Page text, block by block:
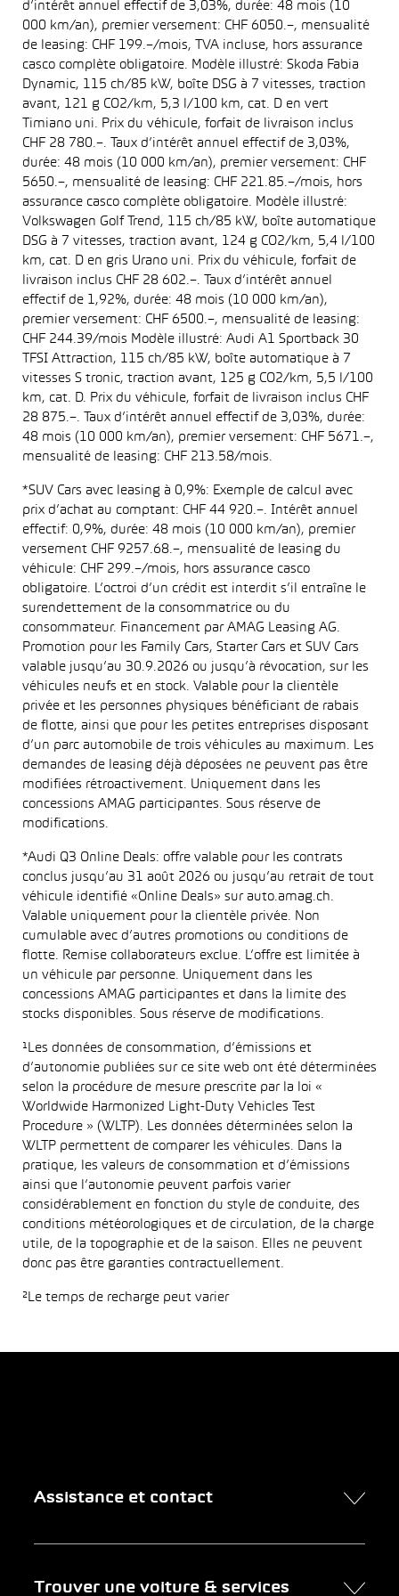
d’intérêt annuel effectif de 3,03%, durée: 48 mois (10
000 km/an), premier versement: CHF 6050.–, mensualité
de leasing: CHF 199.–/mois, TVA incluse, hors assurance
casco complète obligatoire. Modèle illustré: Skoda Fabia
Dynamic, 115 ch/85 kW, boîte DSG à 7 vitesses, traction
avant, 121 g CO2/km, 5,3 l/100 km, cat. D en vert
Timiano uni. Prix du véhicule, forfait de livraison inclus
CHF 28 780.–. Taux d’intérêt annuel effectif de 3,03%,
durée: 48 mois (10 000 km/an), premier versement: CHF
5650.–, mensualité de leasing: CHF 221.85.–/mois, hors
assurance casco complète obligatoire. Modèle illustré:
Volkswagen Golf Trend, 115 ch/85 kW, boîte automatique
DSG à 7 vitesses, traction avant, 124 g CO2/km, 5,4 l/100
km, cat. D en gris Urano uni. Prix du véhicule, forfait de
livraison inclus CHF 28 602.–. Taux d’intérêt annuel
effectif de 1,92%, durée: 48 mois (10 000 km/an),
premier versement: CHF 6500.–, mensualité de leasing:
CHF 244.39/mois Modèle illustré: Audi A1 Sportback 30
TFSI Attraction, 115 ch/85 kW, boîte automatique à 7
vitesses S tronic, traction avant, 125 g CO2/km, 5,5 l/100
km, cat. D. Prix du véhicule, forfait de livraison inclus CHF
28 875.–. Taux d’intérêt annuel effectif de 3,03%, durée:
48 mois (10 000 km/an), premier versement: CHF 5671.–,
mensualité de leasing: CHF 213.58/mois.
*SUV Cars avec leasing à 0,9%: Exemple de calcul avec
prix d’achat au comptant: CHF 44 920.–. Intérêt annuel
effectif: 0,9%, durée: 48 mois (10 000 km/an), premier
versement CHF 9257.68.–, mensualité de leasing du
véhicule: CHF 299.–/mois, hors assurance casco
obligatoire. L’octroi d’un crédit est interdit s’il entraîne le
surendettement de la consommatrice ou du
consommateur. Financement par AMAG Leasing AG.
Promotion pour les Family Cars, Starter Cars et SUV Cars
valable jusqu’au 30.9.2026 ou jusqu’à révocation, sur les
véhicules neufs et en stock. Valable pour la clientèle
privée et les personnes physiques bénéficiant de rabais
de flotte, ainsi que pour les petites entreprises disposant
d’un parc automobile de trois véhicules au maximum. Les
demandes de leasing déjà déposées ne peuvent pas être
modifiées rétroactivement. Uniquement dans les
concessions AMAG participantes. Sous réserve de
modifications.
*Audi Q3 Online Deals: offre valable pour les contrats
conclus jusqu’au 31 août 2026 ou jusqu’au retrait de tout
véhicule identifié «Online Deals» sur auto.amag.ch.
Valable uniquement pour la clientèle privée. Non
cumulable avec d’autres promotions ou conditions de
flotte. Remise collaborateurs exclue. L’offre est limitée à
un véhicule par personne. Uniquement dans les
concessions AMAG participantes et dans la limite des
stocks disponibles. Sous réserve de modifications.
¹Les données de consommation, d’émissions et
d’autonomie publiées sur ce site web ont été déterminées
selon la procédure de mesure prescrite par la loi «
Worldwide Harmonized Light-Duty Vehicles Test
Procedure » (WLTP). Les données déterminées selon la
WLTP permettent de comparer les véhicules. Dans la
pratique, les valeurs de consommation et d’émissions
ainsi que l’autonomie peuvent parfois varier
considérablement en fonction du style de conduite, des
conditions météorologiques et de circulation, de la charge
utile, de la topographie et de la saison. Elles ne peuvent
donc pas être garanties contractuellement.
²Le temps de recharge peut varier
Assistance et contact
Trouver une voiture & services